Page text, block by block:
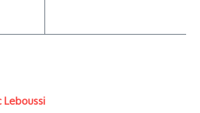
Leboussi